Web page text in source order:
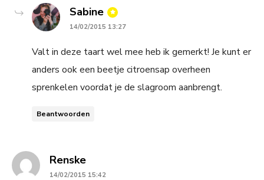
Sabine says:
14/02/2015 13:27
Valt in deze taart wel mee heb ik gemerkt! Je kunt er
anders ook een beetje citroensap overheen
sprenkelen voordat je de slagroom aanbrengt.
Beantwoorden
Renskesays:
14/02/2015 15:42